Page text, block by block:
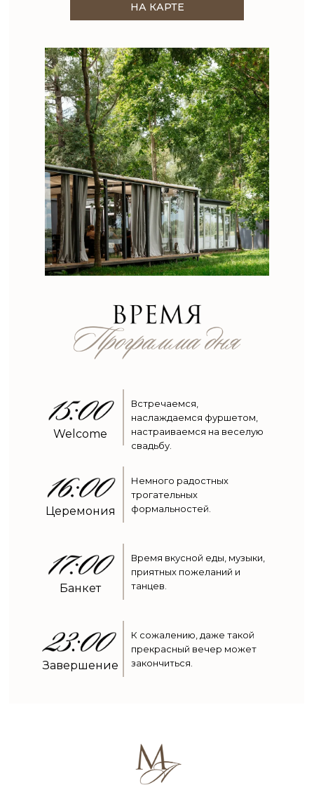
НА КАРТЕ
Встречаемся,
наслаждаемся фуршетом,
настраиваемся на веселую
свадьбу.
Welcome
Немного радостных
трогательных
формальностей.
Церемония
Время вкусной еды, музыки,
приятных пожеланий и
танцев.
Банкет
К сожалению, даже такой
прекрасный вечер может
закончиться.
Завершение